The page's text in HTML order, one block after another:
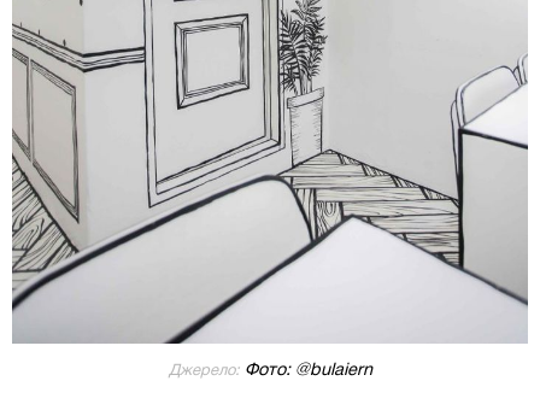
Джерело:Фото: @bulaiern